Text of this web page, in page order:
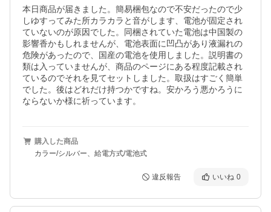
本日商品が届きました。簡易梱包なので不安だったので少
しゆすってみた所カラカラと音がします、電池が固定され
ていないのが原因でした。同梱されていた電池は中国製の
影響香かもしれませんが、電池表面に凹凸があり液漏れの
危険があったので、国産の電池を使用しました。説明書の
類は入っていませんが、商品のページにある程度記載され
ているのでそれを見てセットしました。取扱はすごく簡単
でした。後はどれだけ持つかですね。安かろう悪かろうに
ならないか様に祈っています。
購入した商品
カラー/シルバー、給電方式/電池式
違反報告 いいね 0